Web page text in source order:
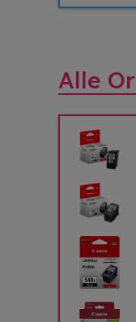
Alle